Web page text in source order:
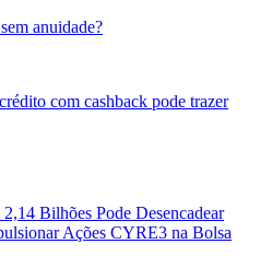
anuidade?
com cashback pode trazer
Bilhões Pode Desencadear
Ações CYRE3 na Bolsa